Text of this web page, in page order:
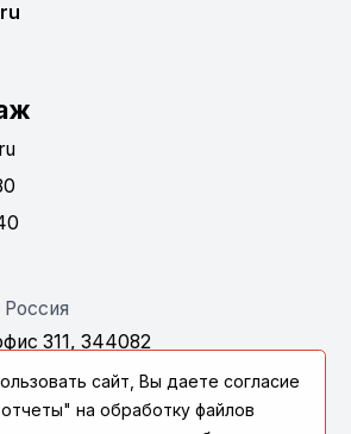
311, 344082
сайт, Вы даете согласие
на обработку файлов